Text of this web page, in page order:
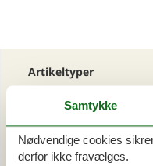
Artikeltyper
Din Cofman ferie
Område
Samtykke
Nødvendige cookies
derfor ikke fravælges.